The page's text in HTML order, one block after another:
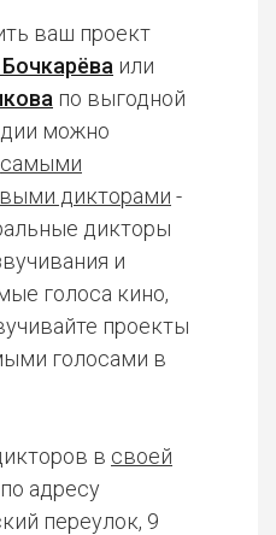
ваш проект
или
по выгодной
можно
самыми
дикторами -
дикторы
и
голоса кино,
проекты
голосами в
в своей
по адресу
переулок, 9